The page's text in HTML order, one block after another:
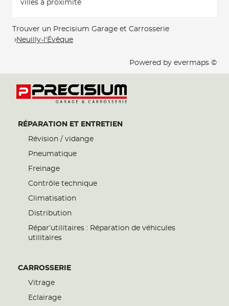
villes à proximité
Trouver un Precisium Garage et Carrosserie
Neuilly-l'Évêque
Powered by evermaps ©
RÉPARATION ET ENTRETIEN
Révision / vidange
Pneumatique
Freinage
Contrôle technique
Climatisation
Distribution
Répar’utilitaires : Réparation de véhicules
utilitaires
CARROSSERIE
Vitrage
Eclairage